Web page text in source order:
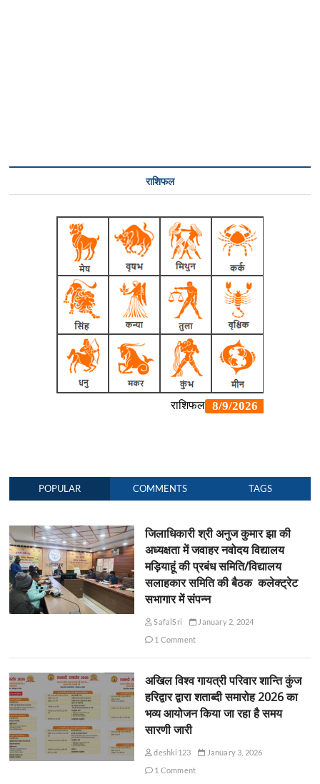
राशिफल
POPULAR COMMENTS TAGS
जिलाधिकारी श्री अनुज कुमार झा की
अध्यक्षता में जवाहर नवोदय विद्यालय
मड़ियाहूं की प्रबंध समिति/विद्यालय
सलाहकार समिति की बैठक कलेक्ट्रेट
सभागार में संपन्न
SafalSri
January 2, 2024
1 Comment
अखिल विश्व गायत्री परिवार शान्ति कुंज
हरिद्वार द्वारा शताब्दी समारोह 2026 का
भव्य आयोजन किया जा रहा है समय
सारणी जारी
deshki123
January 3, 2026
1 Comment